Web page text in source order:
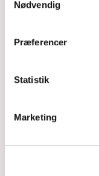
Nødvendig
Præferencer
Statistik
Marketing